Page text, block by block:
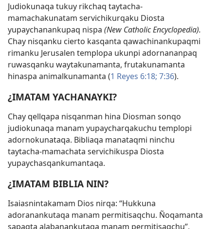
Judiokunaqa tukuy rikchaq taytacha-
mamachakunatam servichikurqaku Diosta
yupaychanankupaq nispa (New Catholic Encyclopedia).
Chay nisqanku cierto kasqanta qawachinankupaqmi
rimanku Jerusalen templopa ukunpi adornananpaq
ruwasqanku waytakunamanta, frutakunamanta
hinaspa animalkunamanta (1 Reyes 6:18; 7:36).
¿IMATAM YACHANAYKI?
Chay qellqapa nisqanman hina Diosman sonqo
judiokunaqa manam yupaycharqakuchu templopi
adornokunataqa. Bibliaqa manataqmi ninchu
taytacha-mamachata servichikuspa Diosta
yupaychasqankumantaqa.
¿IMATAM BIBLIA NIN?
Isaiasnintakamam Dios nirqa: “Hukkuna
adoranankutaqa manam permitisaqchu. Ñoqamanta
sapaqta alabanankutaqa manam permitisaqchu”,